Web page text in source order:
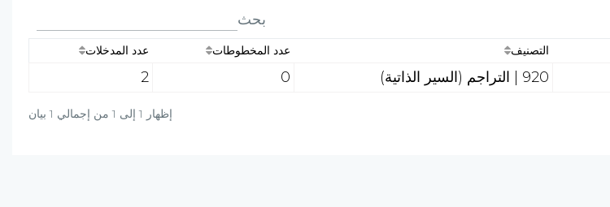
بحث
التصنيف عدد المخطوطات عدد المدخلات
920 | التراجم (السير الذاتية) 0
2
إظهار 1 إلى 1 من إجمالي 1 بيان